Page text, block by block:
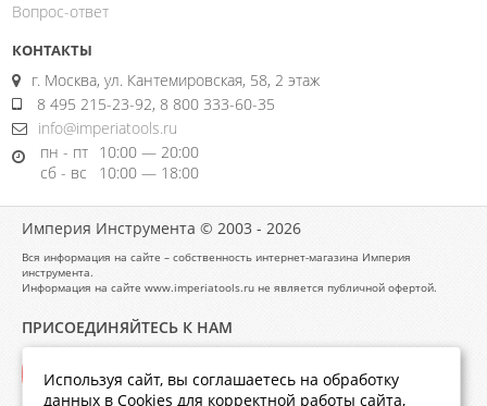
Вопрос-ответ
КОНТАКТЫ
г. Москва, ул. Кантемировская, 58, 2 этаж
8 495 215-23-92, 8 800 333-60-35
info@imperiatools.ru
пн - пт 10:00 — 20:00
сб - вс
10:00 — 18:00
Империя Инструмента © 2003 - 2026
Вся информация на сайте – собственность интернет-магазина Империя
инструмента.
Информация на сайте www.imperiatools.ru не является публичной офертой.
ПРИСОЕДИНЯЙТЕСЬ К НАМ
Используя сайт, вы соглашаетесь на обработку
данных в Cookies для корректной работы сайта,